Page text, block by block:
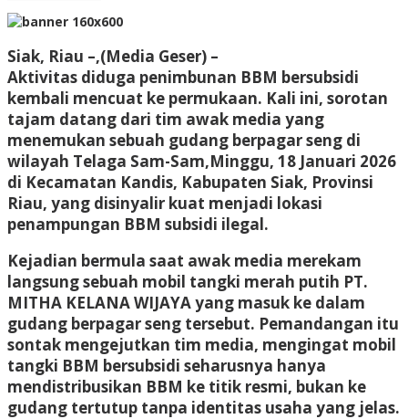
Siak, Riau –,(Media Geser) –
Aktivitas diduga penimbunan BBM bersubsidi
kembali mencuat ke permukaan. Kali ini, sorotan
tajam datang dari tim awak media yang
menemukan sebuah gudang berpagar seng di
wilayah Telaga Sam-Sam,Minggu, 18 Januari 2026
di Kecamatan Kandis, Kabupaten Siak, Provinsi
Riau, yang disinyalir kuat menjadi lokasi
penampungan BBM subsidi ilegal.
Kejadian bermula saat awak media merekam
langsung sebuah mobil tangki merah putih PT.
MITHA KELANA WIJAYA yang masuk ke dalam
gudang berpagar seng tersebut. Pemandangan itu
sontak mengejutkan tim media, mengingat mobil
tangki BBM bersubsidi seharusnya hanya
mendistribusikan BBM ke titik resmi, bukan ke
gudang tertutup tanpa identitas usaha yang jelas.